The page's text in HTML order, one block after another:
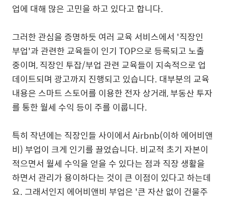
업에 대해 많은 고민을하고 있다고 합니다.
그러한관심을 증명하듯 여러 교육 서비스에서 '직장인
부업'과관련한 교육들이 인기 TOP으로 등록되고노출
중이며,직장인 투잡/부업 관련 교육들이 지속적으로 업
데이트되며 광고까지 진행되고 있습니다. 대부분의 교육
내용은 스마트 스토어를 이용한 전자상거래,부동산투자
를통한 월세 수익 등이 주를 이룹니다.
특히 작년에는 직장인들 사이에서 Airbnb(이하에어비앤
비)부업이 크게 인기를 끌었습니다. 비교적 초기 자본이
적으면서 월세 수익을 얻을 수 있다는 점과 직장 생활을
하면서 관리가용이하다는 것이 큰 이점이 있다고하는데
요. 그래서인지 에어비앤비 부업은 '큰 자산 없이 건물주